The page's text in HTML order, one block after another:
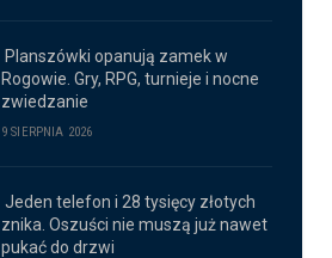
Planszówki opanują zamek w
Rogowie. Gry, RPG, turnieje i nocne
zwiedzanie
9 SIERPNIA 2026
Jeden telefon i 28 tysięcy złotych
znika. Oszuści nie muszą już nawet
pukać do drzwi